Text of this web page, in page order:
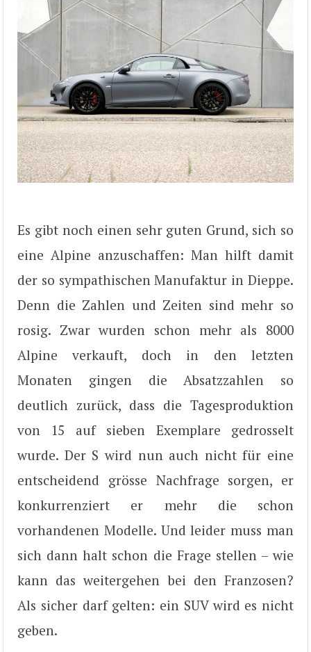
Es gibt noch einen sehr guten Grund, sich so
eine Alpine anzuschaffen: Man hilft damit
der so sympathischen Manufaktur in Dieppe.
Denn die Zahlen und Zeiten sind mehr so
rosig. Zwar wurden schon mehr als 8000
Alpine verkauft, doch in den letzten
Monaten gingen die Absatzzahlen so
deutlich zurück, dass die Tagesproduktion
von 15 auf sieben Exemplare gedrosselt
wurde. Der S wird nun auch nicht für eine
entscheidend grösse Nachfrage sorgen, er
konkurrenziert er mehr die schon
vorhandenen Modelle. Und leider muss man
sich dann halt schon die Frage stellen – wie
kann das weitergehen bei den Franzosen?
Als sicher darf gelten: ein SUV wird es nicht
geben.